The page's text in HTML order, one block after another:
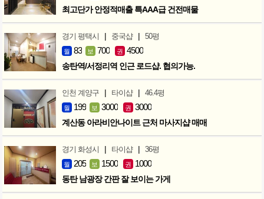
최고단가 안정적매출 특AAA급 건전매물
경기 평택시 | 중국샵 | 50평
월 83 보 700 권 4500
송탄역/서정리역 인근 로드샵. 협의가능.
인천 계양구 | 타이샵 | 46.4평
월 199 보 3000 권 3000
계산동 아라비안나이트 근처 마사지샵 매매
경기 화성시 | 타이샵 | 36평
월 205 보 1500 권 1000
동탄 남광장 간판 잘 보이는 가게